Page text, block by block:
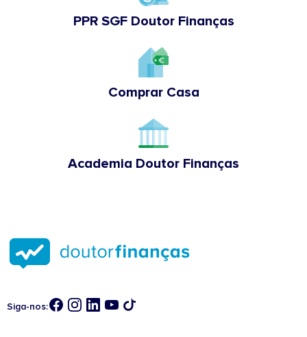
PPR SGF Doutor Finanças
Comprar Casa
Academia Doutor Finanças
Siga-nos: